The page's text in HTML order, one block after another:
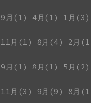
9月(1) 4月(1)
1月(3)
11月(1) 8月(4) 2月
9月(1) 8月(1) 5月(2)
11月(3) 9月(9) 8月